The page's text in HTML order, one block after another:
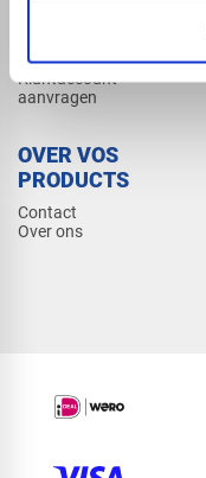
Klantaccount
aanvragen
OVER VOS
PRODUCTS
Contact
Over ons